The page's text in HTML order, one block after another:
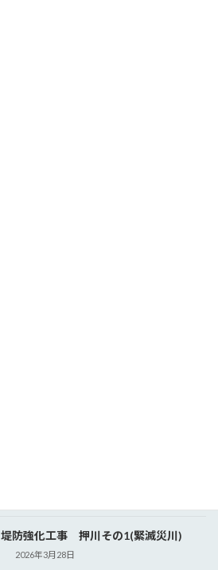
堤防強化工事 押川その1(緊滅災川)
2026年3月28日